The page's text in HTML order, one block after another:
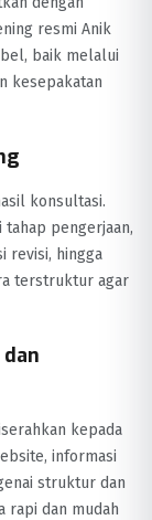
resmi Anik
baik melalui
kesepakatan
konsultasi.
pengerjaan,
revisi, hingga
terstruktur agar
kepada
informasi
struktur dan
rapi dan mudah